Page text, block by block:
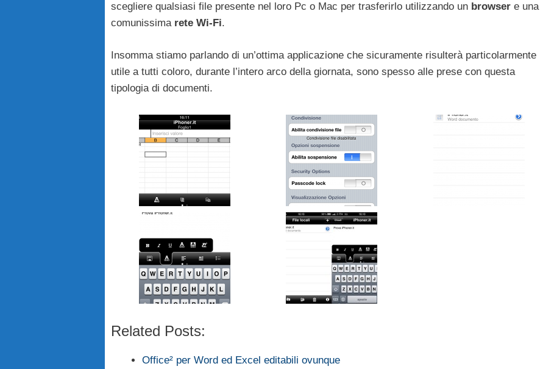
scegliere qualsiasi file presente nel loro Pc o Mac per trasferirlo utilizzando un browser e una
comunissimarete Wi-Fi.
Insomma stiamo parlando di un’ottima applicazione che sicuramente risulterà particolarmente
utile a tutti coloro, durante l’intero arco della giornata, sono spesso alle prese con questa
tipologia di documenti.
Related Posts:
Office² per Word ed Excel editabili ovunque